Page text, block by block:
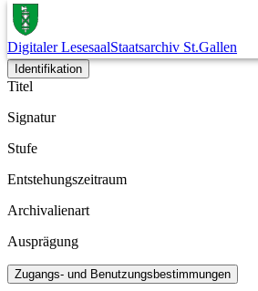
Digitaler LesesaalStaatsarchiv St.Gallen
Dokument
Archivplan
Identifikation
Titel
Signatur
Stufe
Entstehungszeitraum
Archivalienart
Ausprägung
Zugangs- und Benutzungsbestimmungen